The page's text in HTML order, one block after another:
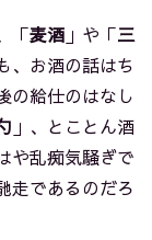
「麦酒 」や「三
、お酒の話はち
の給仕のはなし
」、とことん酒
や乱痴気騒ぎで
走であるのだろ